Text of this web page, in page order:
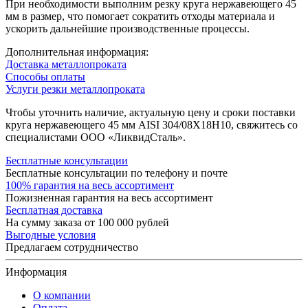
При необходимости выполним резку круга нержавеющего 45
мм в размер, что помогает сократить отходы материала и
ускорить дальнейшие производственные процессы.
Дополнительная информация:
Доставка металлопроката
Способы оплаты
Услуги резки металлопроката
Чтобы уточнить наличие, актуальную цену и сроки поставки
круга нержавеющего 45 мм AISI 304/08Х18Н10, свяжитесь со
специалистами ООО «ЛиквидСталь».
Бесплатные консультации
Бесплатные консультации по телефону и почте
100% гарантия на весь ассортимент
Пожизненная гарантия на весь ассортимент
Бесплатная доставка
На сумму заказа от 100 000 рублей
Выгодные условия
Предлагаем сотрудничество
Информация
О компании